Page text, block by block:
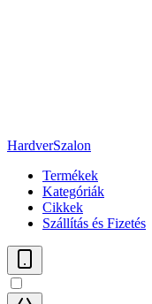
HardverSzalon
Termékek
Kategóriák
Cikkek
Szállítás és Fizetés